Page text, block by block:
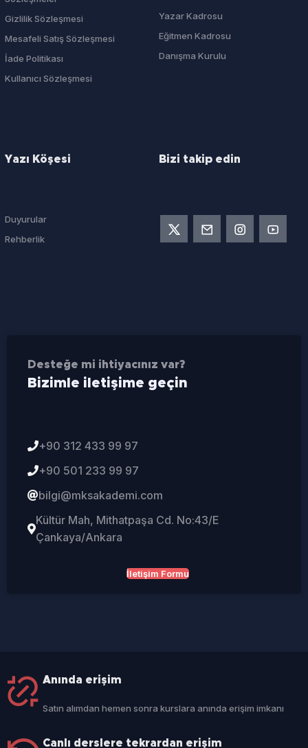
Gizlilik Sözleşmesi
Mesafeli Satış Sözleşmesi
İade Politikası
Kullanıcı Sözleşmesi
Yazar Kadrosu
Eğitmen Kadrosu
Danışma Kurulu
Yazı Köşesi
Duyurular
Rehberlik
Bizi takip edin
Desteğe mi ihtiyacınız var?
Bizimle iletişime geçin
+90 312 433 99 97
+90 501 233 99 97
bilgi@mksakademi.com
Kültür Mah, Mithatpaşa Cd. No:43/E
Çankaya/Ankara
İletişim Formu
Anında erişim
Satın alımdan hemen sonra kurslara anında erişim imkanı
Canlı derslere tekrardan erişim